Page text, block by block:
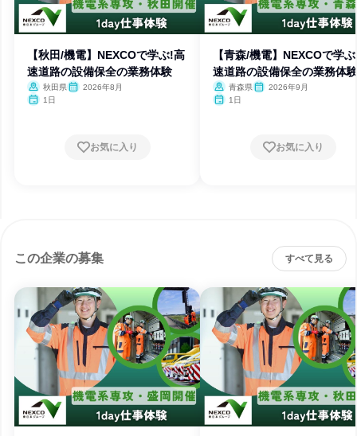
【秋田/機電】NEXCOで学ぶ!高
速道路の設備保全の業務体験
秋田県
2026年8月
1日
お気に入り
【青森/機電】NEXCOで学
速道路の設備保全の業務体験
青森県
2026年9月
1日
お気に入り
この企業の募集 すべて見る